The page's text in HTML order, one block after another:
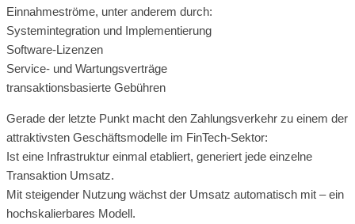
Einnahmeströme, unter anderem durch:
Systemintegration und Implementierung
Software-Lizenzen
Service- und Wartungsverträge
transaktionsbasierte Gebühren
Gerade der letzte Punkt macht den Zahlungsverkehr zu einem der
attraktivsten Geschäftsmodelle im FinTech-Sektor:
Ist eine Infrastruktur einmal etabliert, generiert jede einzelne
Transaktion Umsatz.
Mit steigender Nutzung wächst der Umsatz automatisch mit – ein
hochskalierbares Modell.